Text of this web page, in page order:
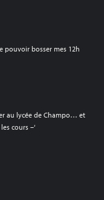
pouvoir bosser mes 12h
au lycée de Champo… et
cours –‘